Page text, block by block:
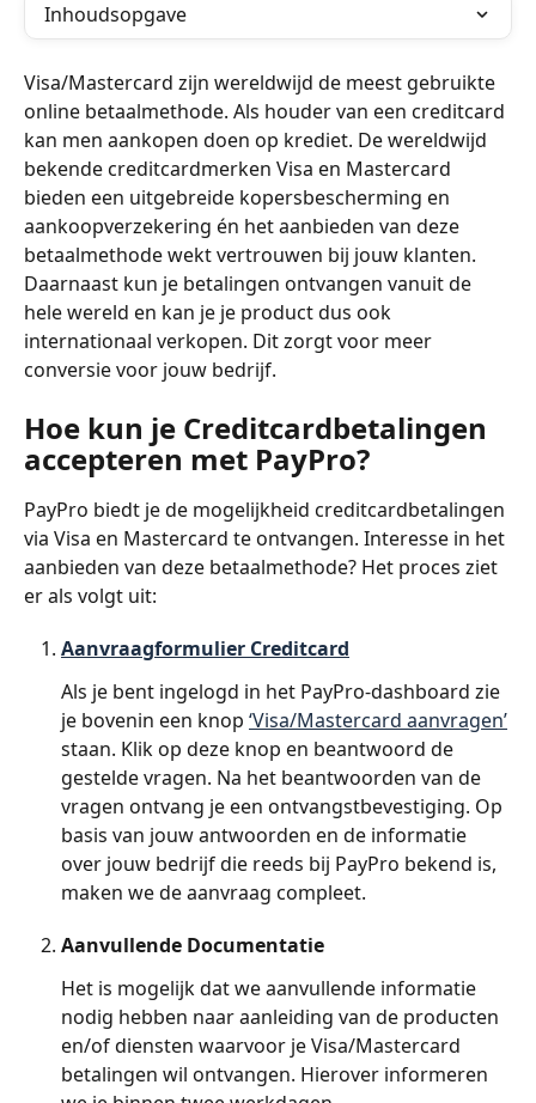
Inhoudsopgave
Visa/Mastercard zijn wereldwijd de meest gebruikte
online betaalmethode. Als houder van een creditcard
kan men aankopen doen op krediet. De wereldwijd
bekende creditcardmerken Visa en Mastercard
bieden een uitgebreide kopersbescherming en
aankoopverzekering én het aanbieden van deze
betaalmethode wekt vertrouwen bij jouw klanten.
Daarnaast kun je betalingen ontvangen vanuit de
hele wereld en kan je je product dus ook
internationaal verkopen. Dit zorgt voor meer
conversie voor jouw bedrijf.
Hoe kun je Creditcardbetalingen
accepteren met PayPro?
PayPro biedt je de mogelijkheid creditcardbetalingen
via Visa en Mastercard te ontvangen. Interesse in het
aanbieden van deze betaalmethode? Het proces ziet
er als volgt uit:
Aanvraagformulier Creditcard
Als je bent ingelogd in het PayPro-dashboard zie
je bovenin een knop ‘Visa/Mastercard aanvragen’
staan. Klik op deze knop en beantwoord de
gestelde vragen. Na het beantwoorden van de
vragen ontvang je een ontvangstbevestiging. Op
basis van jouw antwoorden en de informatie
over jouw bedrijf die reeds bij PayPro bekend is,
maken we de aanvraag compleet.
Aanvullende Documentatie
Het is mogelijk dat we aanvullende informatie
nodig hebben naar aanleiding van de producten
en/of diensten waarvoor je Visa/Mastercard
betalingen wil ontvangen. Hierover informeren